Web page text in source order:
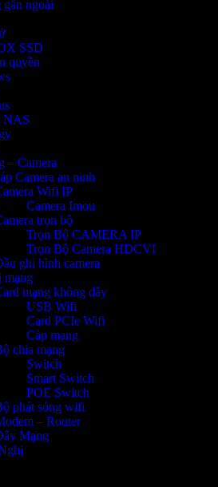
ngoài
SSD
quyền
NAS
– Camera
Camera an ninh
Wifi IP
Camera Imou
trọn bộ
Trọn Bộ CAMERA IP
Trọn Bộ Camera HDCVI
ghi hình camera
mạng
mạng không dây
USB Wifi
Card PCIe Wifi
Cáp mạng
chia mạng
Switch
Smart Switch
POE Switch
phát sóng wifi
– Router
Mạng